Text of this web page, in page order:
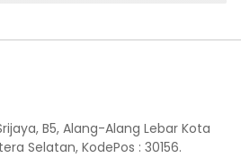
B5, Alang-Alang Lebar Kota
Selatan, KodePos : 30156.